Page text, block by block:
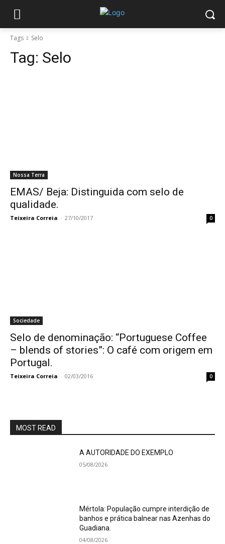
Tags Selo
Tag: Selo
Nossa Terra
EMAS/ Beja: Distinguida com selo de
qualidade.
Teixeira Correia - 27/10/2017 0
Sociedade
Selo de denominação: “Portuguese Coffee
– blends of stories”: O café com origem em
Portugal.
Teixeira Correia - 02/03/2016 0
MOST READ
A AUTORIDADE DO EXEMPLO
05/08/2026
Mértola: População cumpre interdição de
banhos e prática balnear nas Azenhas do
Guadiana.
04/08/2026